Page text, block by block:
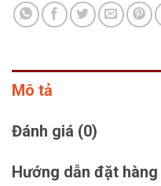
Mô tả
Đánh giá (0)
Hướng dẫn đặt hàng